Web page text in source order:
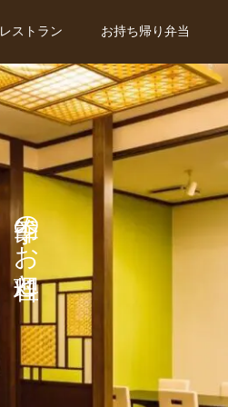
レストラン お持ち帰り弁当
季節のお料理と